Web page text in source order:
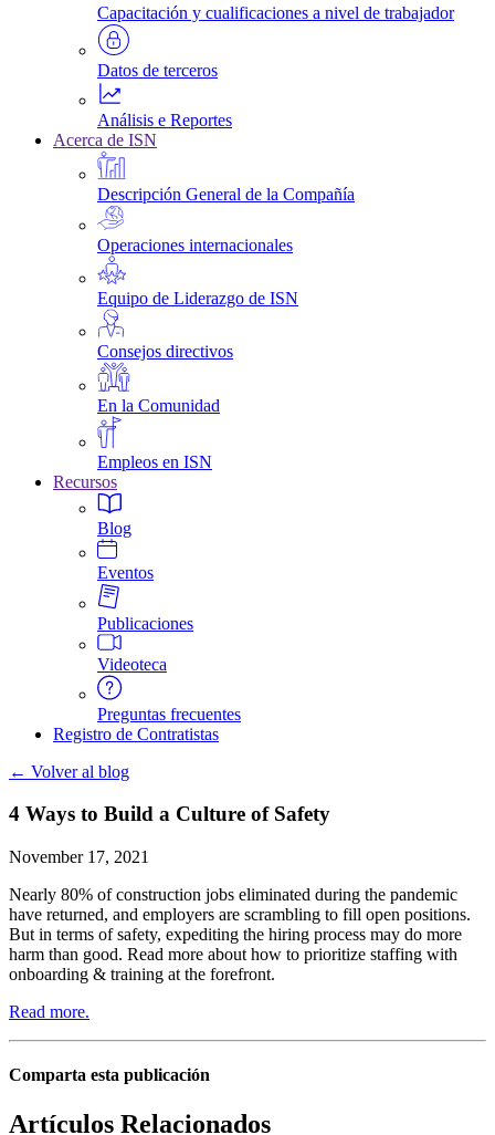
Capacitación y cualificaciones a nivel de trabajador
Datos de terceros
Análisis e Reportes
Acerca de ISN
Descripción General de la Compañía
Operaciones internacionales
Equipo de Liderazgo de ISN
Consejos directivos
En la Comunidad
Empleos en ISN
Recursos
Blog
Eventos
Publicaciones
Videoteca
Preguntas frecuentes
Registro de Contratistas
← Volver al blog
4 Ways to Build a Culture of Safety
November 17, 2021
Nearly 80% of construction jobs eliminated during the pandemic
have returned, and employers are scrambling to fill open positions.
But in terms of safety, expediting the hiring process may do more
harm than good. Read more about how to prioritize staffing with
onboarding & training at the forefront.
Read more.
Comparta esta publicación
Artículos Relacionados